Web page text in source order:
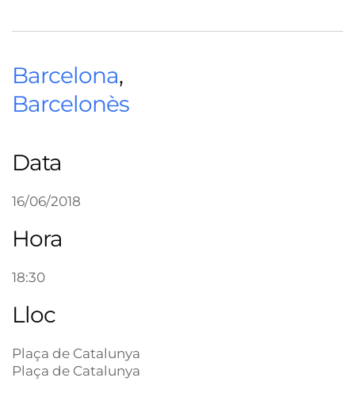
Barcelona,
Barcelonès
Data
16/06/2018
Hora
18:30
Lloc
Plaça de Catalunya
Plaça de Catalunya